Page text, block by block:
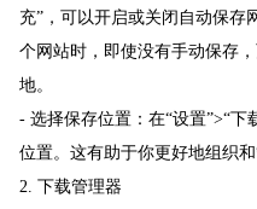
充”，可以开启或关闭自动保存
个网站时，即使没有手动保存
地。
- 选择保存位置：在“设置”>“
位置。这有助于你更好地组织和
2. 下载管理器